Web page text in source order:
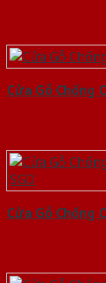
Cửa Gỗ Chống
Cửa Gỗ Chống